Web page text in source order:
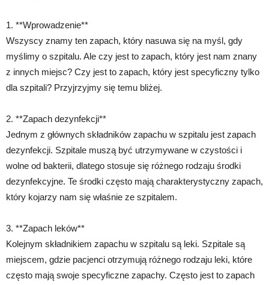
1. **Wprowadzenie**
Wszyscy znamy ten zapach, który nasuwa się na myśl, gdy
myślimy o szpitalu. Ale czy jest to zapach, który jest nam znany
z innych miejsc? Czy jest to zapach, który jest specyficzny tylko
dla szpitali? Przyjrzyjmy się temu bliżej.
2. **Zapach dezynfekcji**
Jednym z głównych składników zapachu w szpitalu jest zapach
dezynfekcji. Szpitale muszą być utrzymywane w czystości i
wolne od bakterii, dlatego stosuje się różnego rodzaju środki
dezynfekcyjne. Te środki często mają charakterystyczny zapach,
który kojarzy nam się właśnie ze szpitalem.
3. **Zapach leków**
Kolejnym składnikiem zapachu w szpitalu są leki. Szpitale są
miejscem, gdzie pacjenci otrzymują różnego rodzaju leki, które
często mają swoje specyficzne zapachy. Często jest to zapach